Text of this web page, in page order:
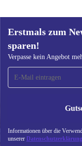
Erstmals zum
sparen!
Verpasse kein Angebot
Informationen über die
unserer Datenschutzerklärung
Newsletter
15 € sparen!
Angebot mehr.
-